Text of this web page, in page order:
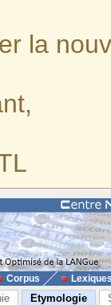
la
Corpus
Etymologie